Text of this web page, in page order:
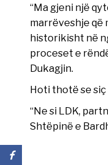
“Ma gjeni një
marrëveshje që
historikisht në
proceset e
Dukagjin.
Hoti thotë se
“Ne si LDK,
Shtëpinë e